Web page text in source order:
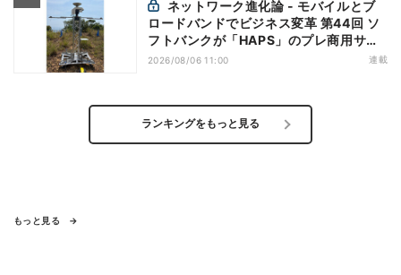
ロードバンドでビジネス変革 第44回 ソ
フトバンクが「HAPS」のプレ商用サー
ビス開始を表明、本格的な商用展開のめ
2026/08/06 11:00 連載
ランキングをもっと見る
もっと見る